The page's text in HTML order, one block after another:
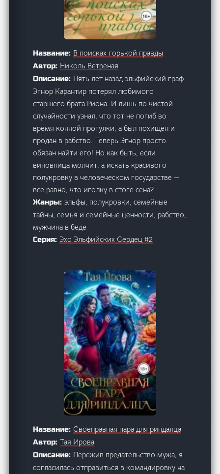
Название: В поисках горькой правды
Автор: Николь Ветреная
Описание: Пять лет назад эльфийский граф
Эгнор Карантир потерял любимого
старшего брата Риона. И лишь по чистой
случайности узнал, что тот не погиб во
время конной прогулки, а был похищен и
продан в рабство. Теперь Эгнор просто
обязан найти его! Но как быть, если
виновница молчит, а искать красивого
полукровку в человеческом государстве —
все равно, что иголку в стоге сена?
Жанры:эльфы, полукровки, семейные
тайны, семья и семейные ценности, рабство,
мужчина в беде
Серия: Эхо Эльфийских Сердец #2
Название:Своенравная пара для риндалца
Автор:Тая Ирова
Описание: Пережив предательство мужа, я
согласилась отправиться в командировку на